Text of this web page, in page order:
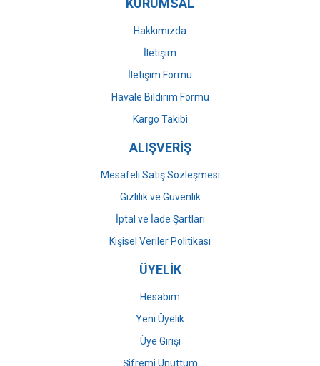
Ürün fiyatı diğer sitelerden daha pahalı.
Gönder
KURUMSAL
Hakkımızda
İletişim
İletişim Formu
Havale Bildirim Formu
Kargo Takibi
ALIŞVERİŞ
Mesafeli Satış Sözleşmesi
Gizlilik ve Güvenlik
İptal ve İade Şartları
Kişisel Veriler Politikası
ÜYELİK
Hesabım
Yeni Üyelik
Üye Girişi
Şifremi Unuttum